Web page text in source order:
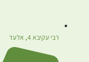
רבי עקיבא 4, אלעד